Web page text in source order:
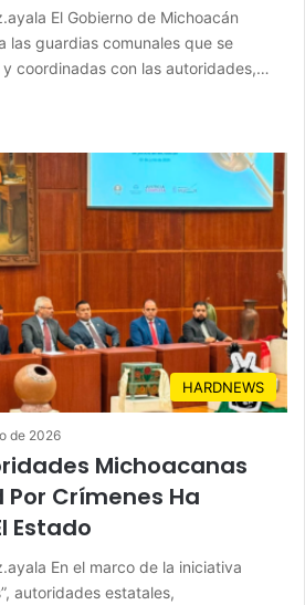
El Gobierno de Michoacán
las guardias comunales que se
coordinadas con las autoridades,…
HARDNEWS
de 2026
Michoacanas
Crímenes Ha
Estado
En el marco de la iniciativa
autoridades estatales,